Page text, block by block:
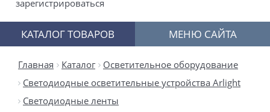
зарегистрироваться
КАТАЛОГ ТОВАРОВ МЕНЮ САЙТА
Главная Каталог
Осветительное оборудование
Светодиодные осветительные устройства Arlight
Светодиодные ленты